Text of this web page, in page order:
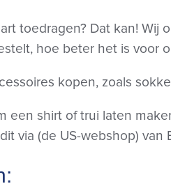
toedragen? Dat kan! Wij
hoe beter het is voor
kopen, zoals
een shirt of trui laten
via (de US-webshop) van